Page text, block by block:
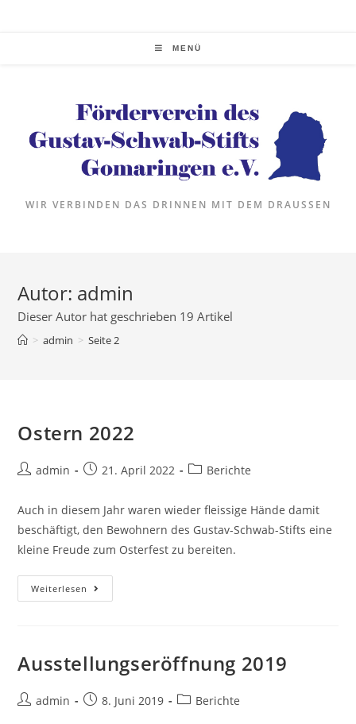
MENÜ
WIR VERBINDEN DAS DRINNEN MIT DEM DRAUSSEN
Autor: admin
Dieser Autor hat geschrieben 19 Artikel
> admin > Seite 2
Ostern 2022
Beitrags-
admin
Beitrag21. April 2022
Beitrags-
Berichte
Auch in diesem Jahr waren wieder fleissige Hände damit
beschäftigt, den Bewohnern des Gustav-Schwab-Stifts eine
kleine Freude zum Osterfest zu bereiten.
Weiterlesen Ostern
2022
Ausstellungseröffnung 2019
Beitrags-
admin
Beitrag8. Juni 2019
Beitrags-
Berichte